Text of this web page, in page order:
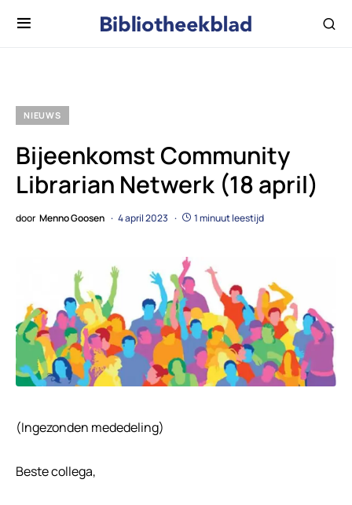
NIEUWS
Bijeenkomst Community
Librarian Netwerk (18 april)
door Menno Goosen 4 april 2023 1 minuut leestijd
(Ingezonden mededeling)
Beste collega,